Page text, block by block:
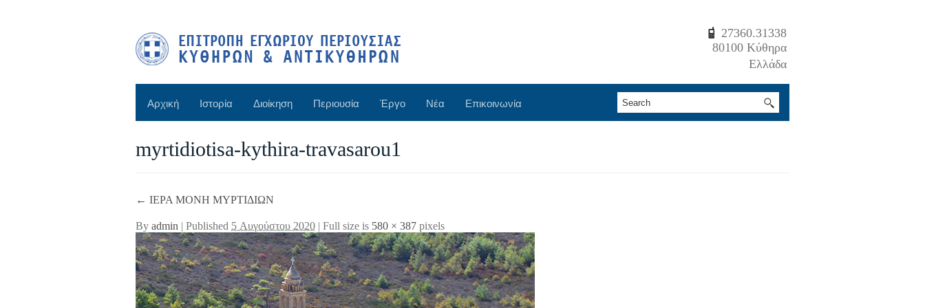
27360.31338
80100 Κύθηρα
Ελλάδα
Αρχική Ιστορία Διοίκηση Περιουσία Έργο Νέα Επικοινωνία
myrtidiotisa-kythira-travasarou1
← ΙΕΡΑ ΜΟΝΗ ΜΥΡΤΙΔΙΩΝ
By admin | Published 5 Αυγούστου 2020 | Full size is 580 × 387 pixels